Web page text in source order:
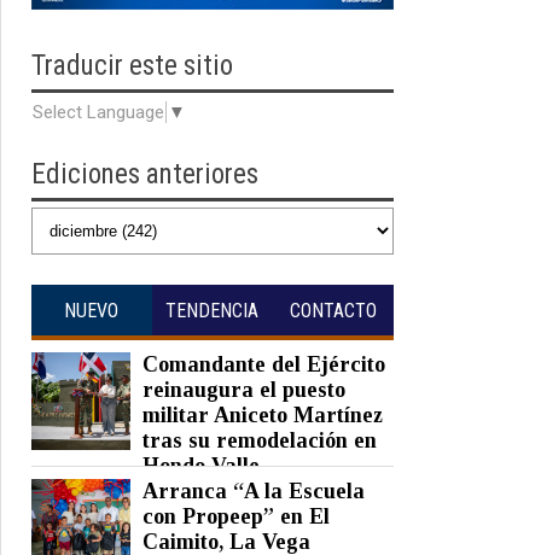
Traducir este sitio
Select Language ▼
Ediciones anteriores
NUEVO TENDENCIA CONTACTO
Comandante del Ejército
reinaugura el puesto
militar Aniceto Martínez
tras su remodelación en
Hondo Valle
Posted on 05 Aug 2026 - 0 Comments
Arranca “A la Escuela
con Propeep” en El
Caimito, La Vega